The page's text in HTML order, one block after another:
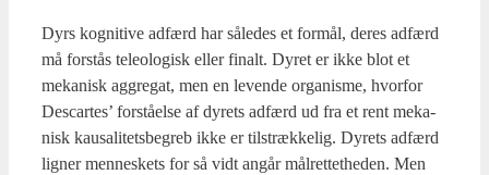
Dyrs kog­ni­ti­ve adfærd har såle­des et for­mål, deres adfærd
må for­stås tele­o­lo­gisk eller finalt. Dyret er ikke blot et
meka­nisk aggre­gat, men en leven­de orga­nis­me, hvor­for
Descar­tes’ for­stå­el­se af dyrets adfærd ud fra et rent meka­
nisk kaus­a­li­tets­be­greb ikke er til­stræk­ke­lig. Dyrets adfærd
lig­ner men­ne­skets for så vidt angår mål­ret­tet­he­den. Men